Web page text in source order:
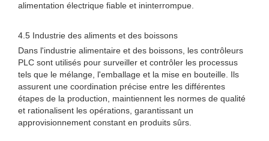
alimentation électrique fiable et ininterrompue.
4.5 Industrie des aliments et des boissons
Dans l'industrie alimentaire et des boissons, les contrôleurs
PLC sont utilisés pour surveiller et contrôler les processus
tels que le mélange, l'emballage et la mise en bouteille. Ils
assurent une coordination précise entre les différentes
étapes de la production, maintiennent les normes de qualité
et rationalisent les opérations, garantissant un
approvisionnement constant en produits sûrs.